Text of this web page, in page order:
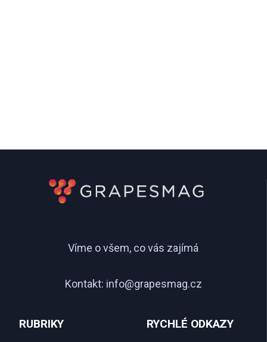
Víme o všem, co vás zajímá
Kontakt: info@grapesmag.cz
RUBRIKY RYCHLÉ ODKAZY